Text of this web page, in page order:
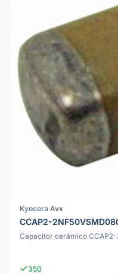
Kyocera Avx
CCAP2-
Capacitor cerâmico
350